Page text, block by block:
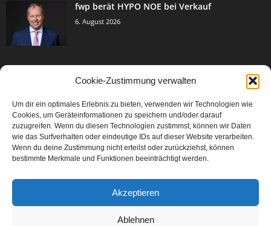
Cookie-Zustimmung verwalten
Um dir ein optimales Erlebnis zu bieten, verwenden wir Technologien wie
Cookies, um Geräteinformationen zu speichern und/oder darauf
zuzugreifen. Wenn du diesen Technologien zustimmst, können wir Daten
wie das Surfverhalten oder eindeutige IDs auf dieser Website verarbeiten.
Wenn du deine Zustimmung nicht erteilst oder zurückziehst, können
bestimmte Merkmale und Funktionen beeinträchtigt werden.
Akzeptieren
Ablehnen
fwp berät HYPO NOE bei Verkauf
6. August 2026
Events & Success 3005
Breaking News 2067
Aktuelles
Featured Article
Karriere 567